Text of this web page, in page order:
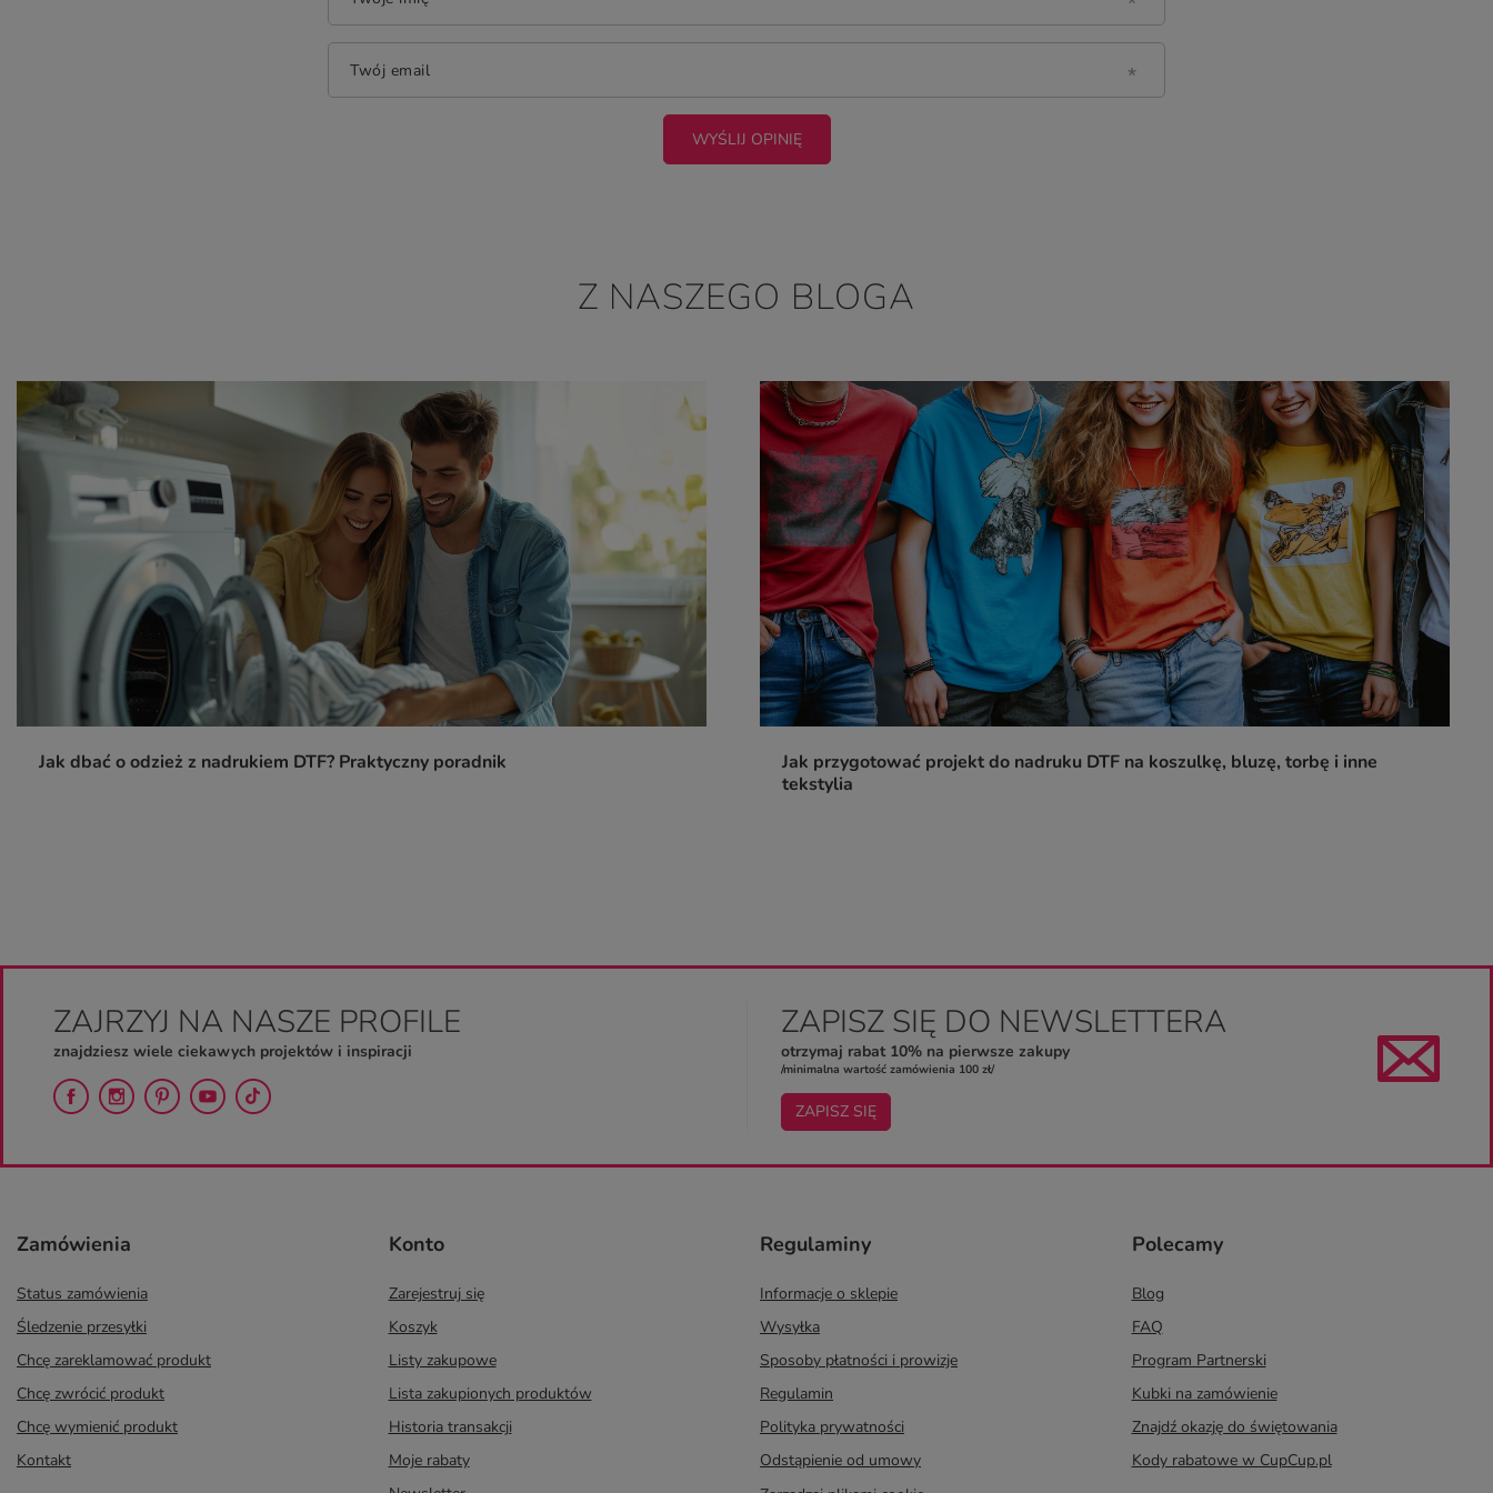
Twój email
WYŚLIJ OPINIĘ
Z NASZEGO BLOGA
Jak dbać o odzież z nadrukiem DTF? Praktyczny poradnik
Jak przygotować projekt do nadruku DTF na koszulkę, bluzę, torbę i inne
tekstylia
ZAJRZYJ NA NASZE PROFILE
znajdziesz wiele ciekawych projektów i inspiracji
ZAPISZ SIĘ DO NEWSLETTERA
otrzymaj rabat 10% na pierwsze zakupy
/minimalna wartość zamówienia 100 zł/
ZAPISZ SIĘ
Zamówienia
Status zamówienia
Śledzenie przesyłki
Chcę zareklamować produkt
Chcę zwrócić produkt
Chcę wymienić produkt
Kontakt
Konto
Zarejestruj się
Koszyk
Listy zakupowe
Lista zakupionych produktów
Historia transakcji
Moje rabaty
Regulaminy
Informacje o sklepie
Wysyłka
Sposoby płatności i prowizje
Regulamin
Polityka prywatności
Odstąpienie od umowy
Polecamy
Blog
FAQ
Program Partnerski
Kubki na zamówienie
Znajdź okazję do świętowania
Kody rabatowe w CupCup.pl